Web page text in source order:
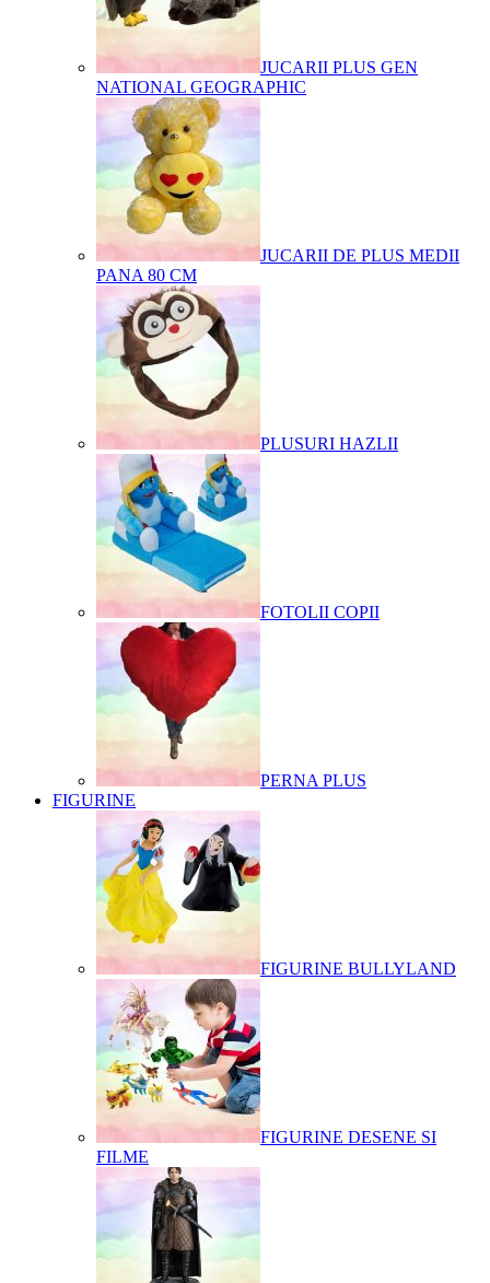
JUCARII PLUS GEN
NATIONAL GEOGRAPHIC
JUCARII DE PLUS MEDII
PANA 80 CM
PLUSURI HAZLII
FOTOLII COPII
PERNA PLUS
FIGURINE
FIGURINE BULLYLAND
FIGURINE DESENE SI
FILME